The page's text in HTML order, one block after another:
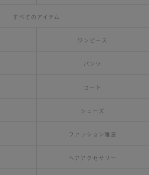
すべてのアイテム
ワンピース
パンツ
コート
シューズ
ファッション雑貨
ヘアアクセサリー